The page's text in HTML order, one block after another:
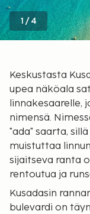
1 /4
Keskustasta
upea näköala
linnakesaarelle,
nimensä.
"ada" saarta,
muistuttaa
sijaitseva ranta
rentoutua ja
Kusadasin
bulevardi on